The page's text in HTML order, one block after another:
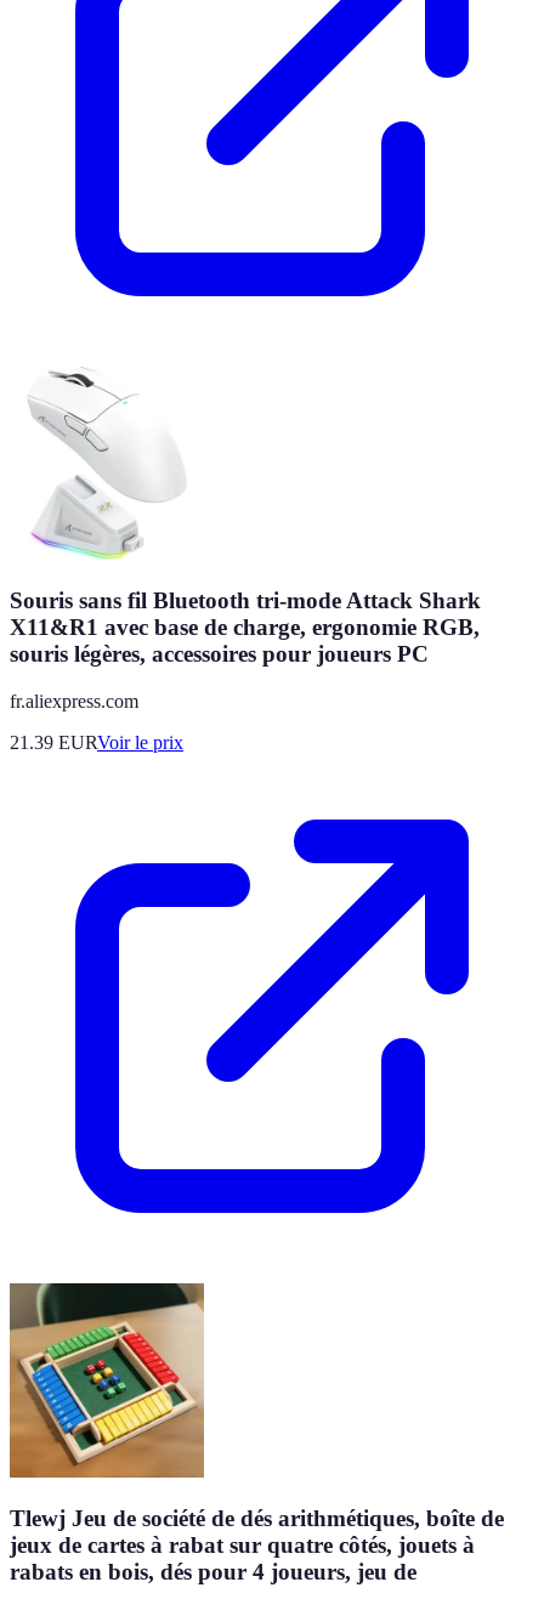
Souris sans fil Bluetooth tri-mode Attack Shark
X11&R1 avec base de charge, ergonomie RGB,
souris légères, accessoires pour joueurs PC
fr.aliexpress.com
21.39 EURVoir le prix
Tlewj Jeu de société de dés arithmétiques, boîte de
jeux de cartes à rabat sur quatre côtés, jouets à
rabats en bois, dés pour 4 joueurs, jeu de